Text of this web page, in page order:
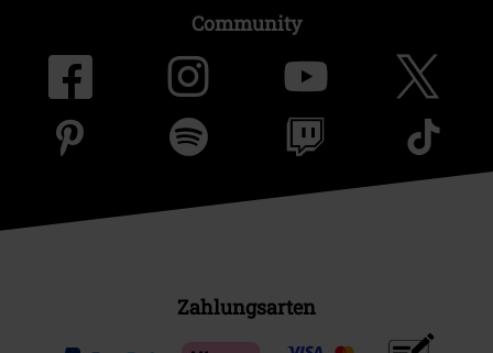
Community
Zahlungsarten